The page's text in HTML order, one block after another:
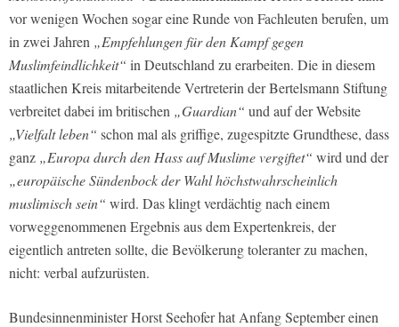
vor wenigen Wochen sogar eine Runde von Fachleuten berufen, um
in zwei Jahren „Empfehlungen für den Kampf gegen
Muslimfeindlichkeit“ in Deutschland zu erarbeiten. Die in diesem
staatlichen Kreis mitarbeitende Vertreterin der Bertelsmann Stiftung
verbreitet dabei im britischen „Guardian“ und auf der Website
„Vielfalt leben“ schon mal als griffige, zugespitzte Grundthese, dass
ganz „Europa durch den Hass auf Muslime vergiftet“ wird und der
„europäische Sündenbock der Wahl höchstwahrscheinlich
muslimisch sein“ wird. Das klingt verdächtig nach einem
vorweggenommenen Ergebnis aus dem Expertenkreis, der
eigentlich antreten sollte, die Bevölkerung toleranter zu machen,
nicht: verbal aufzurüsten.
Bundesinnenminister Horst Seehofer hat Anfang September einen